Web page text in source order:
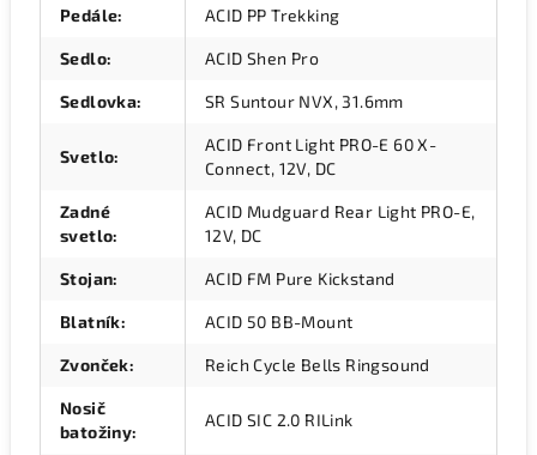
Pedále: ACID PP Trekking
Sedlo: ACID Shen Pro
Sedlovka: SR Suntour NVX, 31.6mm
Svetlo:
ACID Front Light PRO-E 60 X-
Connect, 12V, DC
Zadné
svetlo:
ACID Mudguard Rear Light PRO-E,
12V, DC
Stojan: ACID FM Pure Kickstand
Blatník: ACID 50 BB-Mount
Zvonček: Reich Cycle Bells Ringsound
Nosič
batožiny:
ACID SIC 2.0 RILink